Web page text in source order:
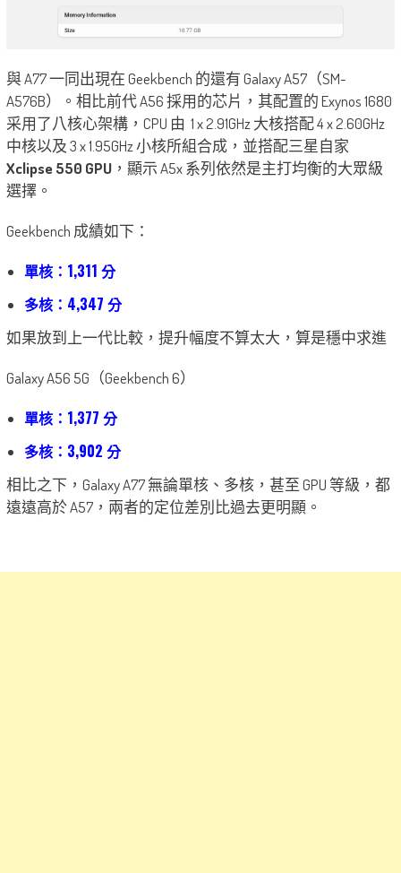
與 A77 一同出現在 Geekbench 的還有 Galaxy A57（SM-
A576B）。相比前代 A56 採用的芯片，其配置的 Exynos 1680
采用了八核心架構，CPU 由 1 x 2.91GHz 大核搭配 4 x 2.60GHz
中核以及 3 x 1.95GHz 小核所組合成，並搭配三星自家
Xclipse 550 GPU，顯示 A5x 系列依然是主打均衡的大眾級
選擇。
Geekbench 成績如下：
單核：1,311 分
多核：4,347 分
如果放到上一代比較，提升幅度不算太大，算是穩中求進
Galaxy A56 5G（Geekbench 6）
單核：1,377 分
多核：3,902 分
相比之下，Galaxy A77 無論單核、多核，甚至 GPU 等級，都
遠遠高於 A57，兩者的定位差別比過去更明顯。